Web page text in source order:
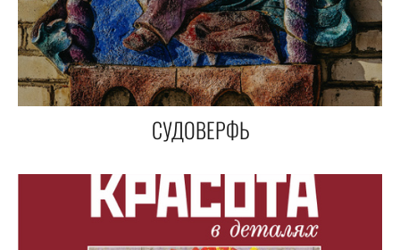
СУДОВЕРФЬ